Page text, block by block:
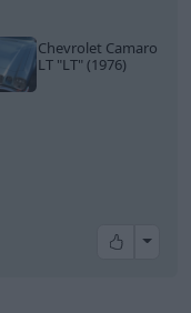
Chevrolet Camaro
LT "LT"(1976)
All